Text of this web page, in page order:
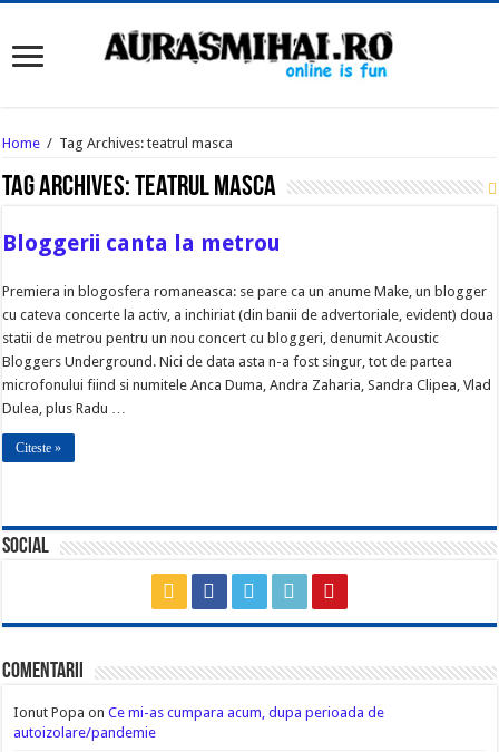
Home / Tag Archives: teatrul masca
Tag Archives:teatrul masca
Bloggerii canta la metrou
Premiera in blogosfera romaneasca: se pare ca un anume Make, un blogger
cu cateva concerte la activ, a inchiriat (din banii de advertoriale, evident) doua
statii de metrou pentru un nou concert cu bloggeri, denumit Acoustic
Bloggers Underground. Nici de data asta n-a fost singur, tot de partea
microfonului fiind si numitele Anca Duma, Andra Zaharia, Sandra Clipea, Vlad
Dulea, plus Radu …
Citeste »
Social
Comentarii
Ionut Popa onCe mi-as cumpara acum, dupa perioada de
autoizolare/pandemie